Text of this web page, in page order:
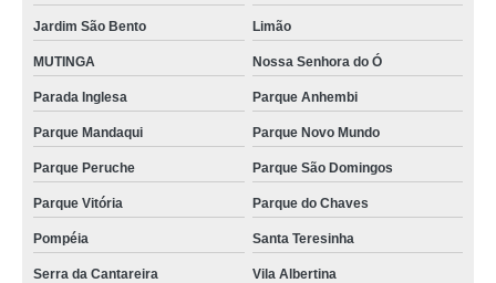
Jardim São Bento Limão
MUTINGA Nossa Senhora do Ó
Parada Inglesa Parque Anhembi
Parque Mandaqui Parque Novo Mundo
Parque Peruche Parque São Domingos
Parque Vitória Parque do Chaves
Pompéia Santa Teresinha
Serra da Cantareira Vila Albertina